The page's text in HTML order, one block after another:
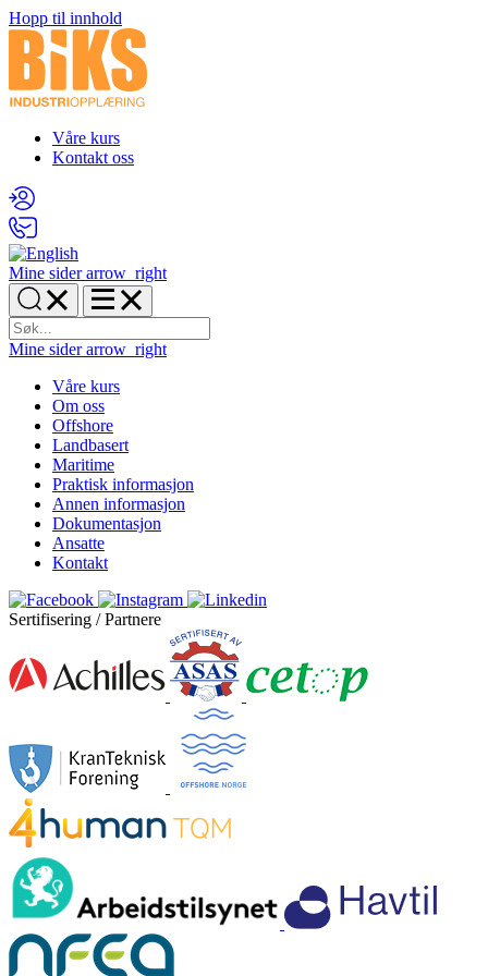
Hopp til innhold
Våre kurs
Kontakt oss
Mine sider arrow_right
Mine sider arrow_right
Våre kurs
Om oss
Offshore
Landbasert
Maritime
Praktisk informasjon
Annen informasjon
Dokumentasjon
Ansatte
Kontakt
Sertifisering / Partnere